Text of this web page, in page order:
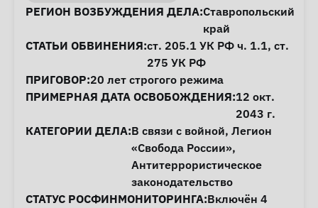
Информация о деле
РЕГИОН ВОЗБУЖДЕНИЯ ДЕЛА:Ставропольский
край
СТАТЬИ ОБВИНЕНИЯ:ст. 205.1 УК РФ ч. 1.1, ст.
275 УК РФ
ПРИГОВОР:20 лет строгого режима
ПРИМЕРНАЯ ДАТА ОСВОБОЖДЕНИЯ:12 окт.
2043 г.
КАТЕГОРИИ ДЕЛА:В связи с войной, Легион
«Свобода России»,
Антитеррористическое
законодательство
СТАТУС РОСФИНМОНИТОРИНГА:Включён 4